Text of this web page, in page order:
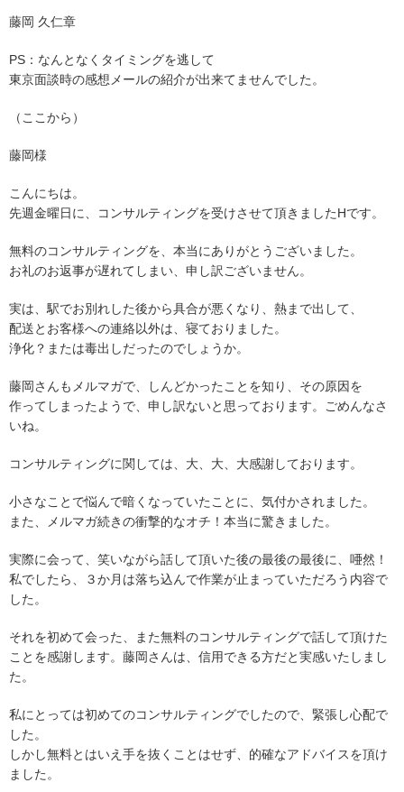
藤岡 久仁章
PS：なんとなくタイミングを逃して
東京面談時の感想メールの紹介が出来てませんでした。
（ここから）
藤岡様
こんにちは。
先週金曜日に、コンサルティングを受けさせて頂きましたHです。
無料のコンサルティングを、本当にありがとうございました。
お礼のお返事が遅れてしまい、申し訳ございません。
実は、駅でお別れした後から具合が悪くなり、熱まで出して、
配送とお客様への連絡以外は、寝ておりました。
浄化？または毒出しだったのでしょうか。
藤岡さんもメルマガで、しんどかったことを知り、その原因を
作ってしまったようで、申し訳ないと思っております。ごめんなさ
いね。
コンサルティングに関しては、大、大、大感謝しております。
小さなことで悩んで暗くなっていたことに、気付かされました。
また、メルマガ続きの衝撃的なオチ！本当に驚きました。
実際に会って、笑いながら話して頂いた後の最後の最後に、唖然！
私でしたら、３か月は落ち込んで作業が止まっていただろう内容で
した。
それを初めて会った、また無料のコンサルティングで話して頂けた
ことを感謝します。藤岡さんは、信用できる方だと実感いたしまし
た。
私にとっては初めてのコンサルティングでしたので、緊張し心配で
した。
しかし無料とはいえ手を抜くことはせず、的確なアドバイスを頂け
ました。